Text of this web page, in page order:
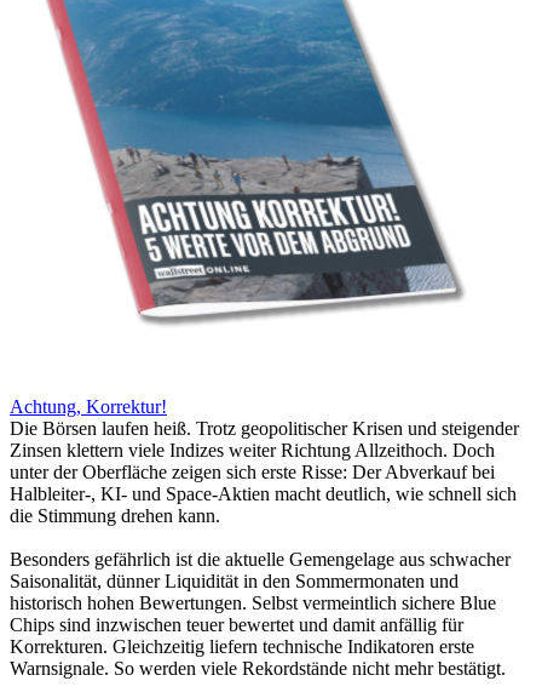
Achtung, Korrektur!
Die Börsen laufen heiß. Trotz geopolitischer Krisen und steigender
Zinsen klettern viele Indizes weiter Richtung Allzeithoch. Doch
unter der Oberfläche zeigen sich erste Risse: Der Abverkauf bei
Halbleiter-, KI- und Space-Aktien macht deutlich, wie schnell sich
die Stimmung drehen kann.
Besonders gefährlich ist die aktuelle Gemengelage aus schwacher
Saisonalität, dünner Liquidität in den Sommermonaten und
historisch hohen Bewertungen. Selbst vermeintlich sichere Blue
Chips sind inzwischen teuer bewertet und damit anfällig für
Korrekturen. Gleichzeitig liefern technische Indikatoren erste
Warnsignale. So werden viele Rekordstände nicht mehr bestätigt.